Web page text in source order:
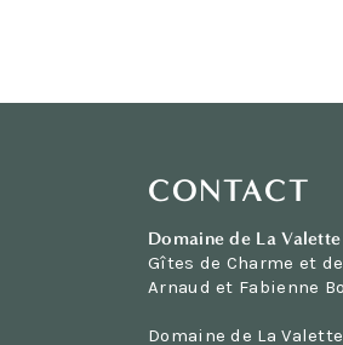
CONTACT
Domaine de La
Gîtes de Charme et
Arnaud et Fabienne
Domaine de La Valette